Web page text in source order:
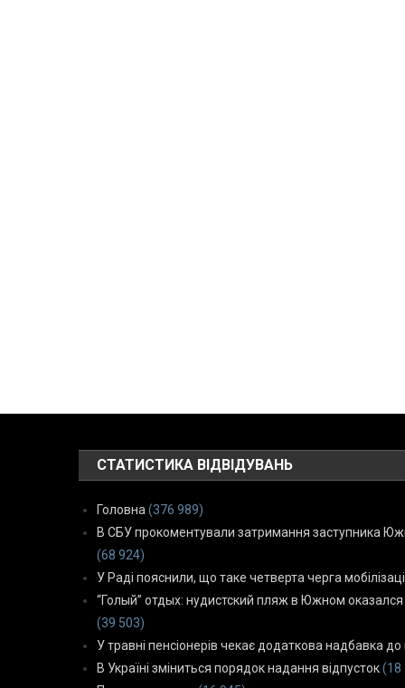
СТАТИСТИКА ВІДВІДУВАНЬ
Головна (376 989)
В СБУ прокоментували затримання заступника
(68 924)
У Раді пояснили, що таке четверта черга
“Голый” отдых: нудистский пляж в Южном
(39 503)
У травні пенсіонерів чекає додаткова надбавка до
В Україні зміниться порядок надання відпусток (18